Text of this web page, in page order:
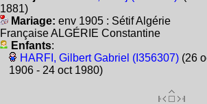
1881)
Mariage: env 1905 : Sétif Algérie
Française ALGÉRIE Constantine
Enfants:
HARFI, Gilbert Gabriel (I356307)(26
1906 - 24 oct 1980)